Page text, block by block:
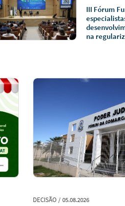
III Fórum
na
DECISÃO / 05.08.2026